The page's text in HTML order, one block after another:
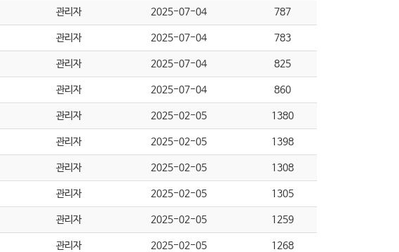
관리자 2025-07-04 787
관리자 2025-07-04 783
관리자 2025-07-04 825
관리자 2025-07-04 860
관리자 2025-02-05 1380
관리자 2025-02-05 1398
관리자 2025-02-05 1308
관리자 2025-02-05 1305
관리자 2025-02-05 1259
관리자 2025-02-05 1268